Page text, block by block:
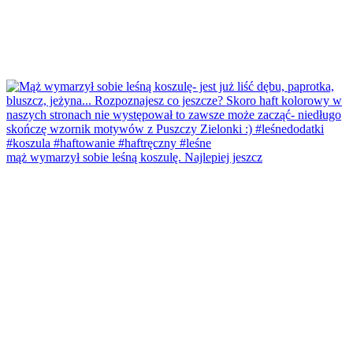
mąż wymarzył sobie leśną koszulę. Najlepiej jeszcz